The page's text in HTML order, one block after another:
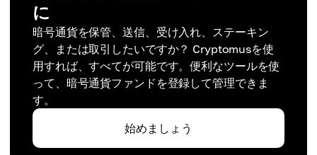
に
暗号通貨を保管、送信、受け入れ、ステーキン
グ、または取引したいですか？ Cryptomusを使
用すれば、すべてが可能です。便利なツールを使
って、暗号通貨ファンドを登録して管理できま
す。
始めましょう